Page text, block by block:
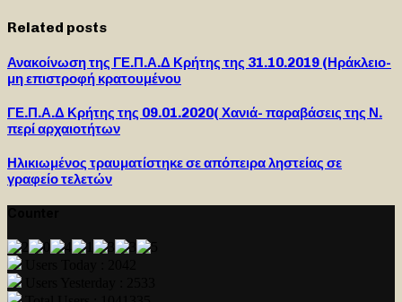
Related posts
Ανακοίνωση της ΓΕ.Π.Α.Δ Κρήτης της 31.10.2019 (Ηράκλειο-
μη επιστροφή κρατουμένου
ΓΕ.Π.Α.Δ Κρήτης της 09.01.2020( Χανιά- παραβάσεις της Ν.
περί αρχαιοτήτων
Ηλικιωμένος τραυματίστηκε σε απόπειρα ληστείας σε
γραφείο τελετών